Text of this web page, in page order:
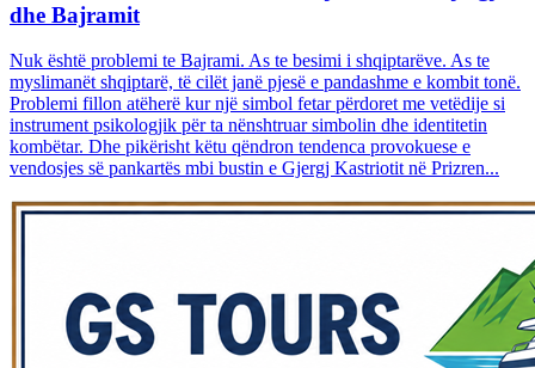
dhe Bajramit
Nuk është problemi te Bajrami. As te besimi i shqiptarëve. As te
myslimanët shqiptarë, të cilët janë pjesë e pandashme e kombit tonë.
Problemi fillon atëherë kur një simbol fetar përdoret me vetëdije si
instrument psikologjik për ta nënshtruar simbolin dhe identitetin
kombëtar. Dhe pikërisht këtu qëndron tendenca provokuese e
vendosjes së pankartës mbi bustin e Gjergj Kastriotit në Prizren...